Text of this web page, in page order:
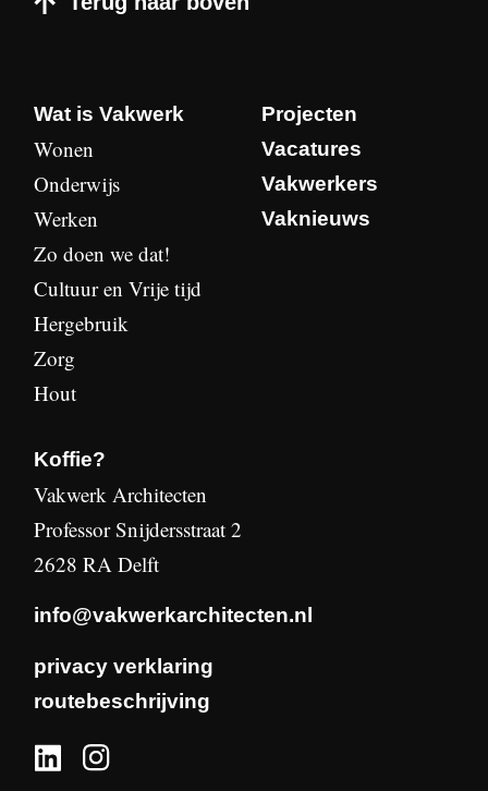
Wat is Vakwerk
Wonen
Onderwijs
Werken
Zo doen we dat!
Cultuur en Vrije tijd
Hergebruik
Zorg
Hout
Projecten
Vacatures
Vakwerkers
Vaknieuws
Koffie?
Vakwerk Architecten
Professor Snijdersstraat 2
2628 RA Delft
info@vakwerkarchitecten.nl
privacy verklaring
routebeschrijving